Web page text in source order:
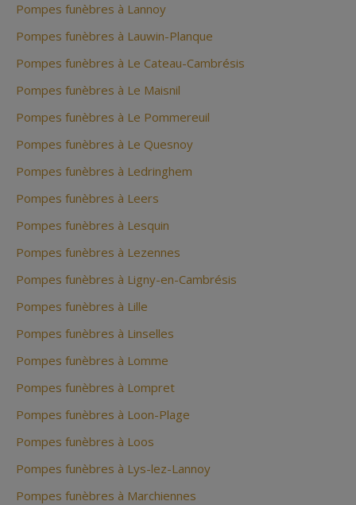
Pompes funèbres à Lannoy
Pompes funèbres à Lauwin-Planque
Pompes funèbres à Le Cateau-Cambrésis
Pompes funèbres à Le Maisnil
Pompes funèbres à Le Pommereuil
Pompes funèbres à Le Quesnoy
Pompes funèbres à Ledringhem
Pompes funèbres à Leers
Pompes funèbres à Lesquin
Pompes funèbres à Lezennes
Pompes funèbres à Ligny-en-Cambrésis
Pompes funèbres à Lille
Pompes funèbres à Linselles
Pompes funèbres à Lomme
Pompes funèbres à Lompret
Pompes funèbres à Loon-Plage
Pompes funèbres à Loos
Pompes funèbres à Lys-lez-Lannoy
Pompes funèbres à Marchiennes